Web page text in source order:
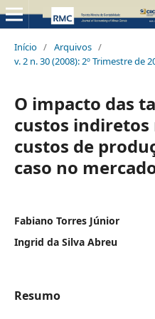
Início / Arquivos /
v. 2 n. 30 (2008): 2º Trimestre de
O impacto das
custos indiretos
custos de
caso no
Fabiano Torres Júnior
Ingrid da Silva Abreu
Resumo